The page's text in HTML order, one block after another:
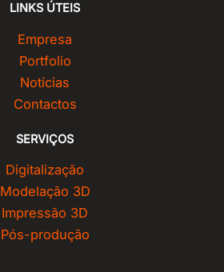
LINKS ÚTEIS
Empresa
Portfolio
Notícias
Contactos
SERVIÇOS
Digitalização
Modelação 3D
Impressão 3D
Pós-produção